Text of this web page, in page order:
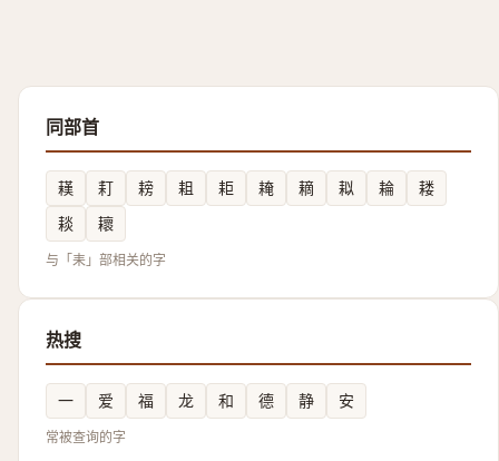
同部首
䎯 耓 耪 耝 耟 䎨 䎮 䎣 耣
耧
䎦
耲
与「耒」部相关的字
热搜
一 爱 福 龙 和 德 静 安
常被查询的字